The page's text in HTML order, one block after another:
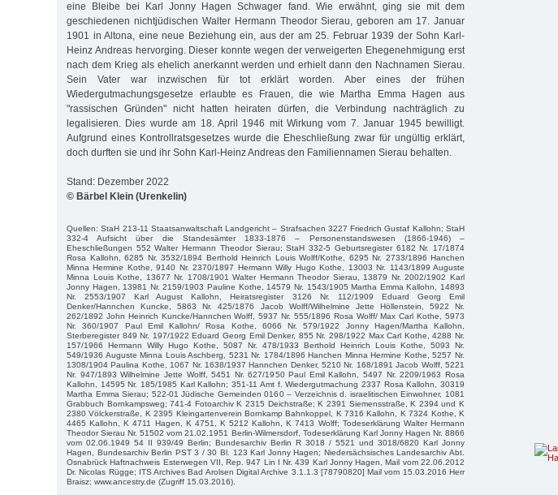
eine Bleibe bei Karl Jonny Hagen Schwager fand. Wie erwähnt, ging sie mit dem
geschiedenen nichtjüdischen Walter Hermann Theodor Sierau, geboren am 17. Januar
1901 in Altona, eine neue Beziehung ein, aus der am 25. Februar 1939 der Sohn Karl-
Heinz Andreas hervorging. Dieser konnte wegen der verweigerten Ehegenehmigung erst
nach dem Krieg als ehelich anerkannt werden und erhielt dann den Nachnamen Sierau.
Sein Vater war inzwischen für tot erklärt worden. Aber eines der frühen
Wiedergutmachungsgesetze erlaubte es Frauen, die wie Martha Emma Hagen aus
"rassischen Gründen" nicht hatten heiraten dürfen, die Verbindung nachträglich zu
legalisieren. Dies wurde am 18. April 1946 mit Wirkung vom 7. Januar 1945 bewilligt.
Aufgrund eines Kontrollratsgesetzes wurde die Eheschließung zwar für ungültig erklärt,
doch durften sie und ihr Sohn Karl-Heinz Andreas den Familiennamen Sierau behalten.
Stand: Dezember 2022
© Bärbel Klein (Urenkelin)
Quellen: StaH 213-11 Staatsanwaltschaft Landgericht – Strafsachen 3227 Friedrich Gustaf Kallohn; StaH
332-4 Aufsicht über die Standesämter 1833-1876 – Personenstandswesen (1866-1946) –
Eheschließungen 552 Walter Hermann Theodor Sierau; StaH 332-5 Geburtsregister 6182 Nr. 17/1874
Rosa Kallohn, 6285 Nr. 3532/1894 Berthold Heinrich Louis Wolff/Kothe, 6295 Nr. 2733/1896 Hanchen
Minna Hermine Kothe, 9140 Nr. 2370/1897 Hermann Willy Hugo Kothe, 13003 Nr. 1143/1899 Auguste
Minna Louis Kothe, 13677 Nr. 1708/1901 Walter Hermann Theodor Sierau, 13879 Nr. 2002/1902 Karl
Jonny Hagen, 13981 Nr. 2159/1903 Pauline Kothe, 14579 Nr. 1543/1905 Martha Emma Kallohn, 14893
Nr. 2553/1907 Karl August Kallohn, Heiratsregister 3126 Nr. 112/1909 Eduard Georg Emil
Denker/Hannchen Kuncke, 5863 Nr. 425/1876 Jacob Wolff/Wilhelmine Jette Höllenstein, 5922 Nr.
262/1892 John Heinrich Kuncke/Hannchen Wolff, 5937 Nr. 555/1896 Rosa Wolff/ Max Carl Kothe, 5973
Nr. 360/1907 Paul Emil Kallohn/ Rosa Kothe, 6066 Nr. 579/1922 Jonny Hagen/Martha Kallohn,
Sterberegister 849 Nr. 197/1922 Eduard Georg Emil Denker, 855 Nr. 298/1922 Max Carl Kothe, 4288 Nr.
157/1966 Hermann Willy Hugo Kothe, 5087 Nr. 478/1933 Berthold Heinrich Louis Kothe, 5093 Nr.
549/1936 Auguste Minna Louis Aschberg, 5231 Nr. 1784/1896 Hanchen Minna Hermine Kothe, 5257 Nr.
1308/1904 Paulina Kothe, 1067 Nr. 1638/1937 Hannchen Denker, 5210 Nr. 168/1891 Jacob Wolff, 5221
Nr. 947/1893 Wilhelmine Jette Wolff, 5451 Nr. 627/1950 Paul Emil Kallohn, 5497 Nr. 2209/1963 Rosa
Kallohn, 14595 Nr. 185/1985 Karl Kallohn; 351-11 Amt f. Wiedergutmachung 2337 Rosa Kallohn, 30319
Martha Emma Sierau; 522-01 Jüdische Gemeinden 0160 – Verzeichnis d. israelitischen Einwohner, 1081
Grabbuch Bornkampsweg; 741-4 Fotoarchiv K 2315 Deichstraße; K 2391 Siemensstraße, K 2394 und K
2380 Völckerstraße, K 2395 Kleingartenverein Bornkamp Bahnkoppel, K 7316 Kallohn, K 7324 Kothe, K
4465 Kallohn, K 4711 Hagen, K 4751, K 5212 Kallohn, K 7413 Wolff; Todeserklärung Walter Hermann
Theodor Sierau Nr. 51502 vom 21.02.1951 Berlin-Wilmersdorf, Todeserklärung Karl Jonny Hagen Nr. 8866
vom 02.06.1949 54 II 939/49 Berlin; Bundesarchiv Berlin R 3018 / 5521 und 3018/6820 Karl Jonny
Hagen, Bundesarchiv Berlin PST 3 / 30 Bl. 123 Karl Jonny Hagen; Niedersächsisches Landesarchiv Abt.
Osnabrück Haftnachweis Esterwegen VII, Rep. 947 Lin I Nr. 439 Karl Jonny Hagen, Mail vom 22.06.2012
Dr. Nicolas Rügge; ITS Archives Bad Arolsen Digital Archive 3.1.1.3 [78790820] Mail vom 15.03.2016 Herr
Braisz; www.ancestry.de (Zugriff 15.03.2016).